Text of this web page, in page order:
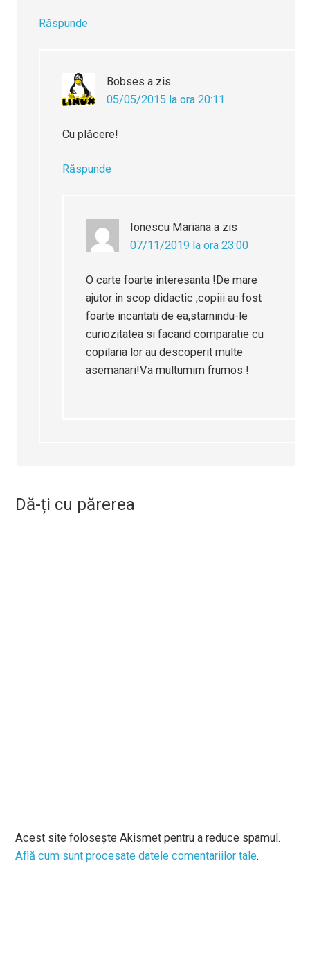
Răspunde
Bobses a zis
05/05/2015 la ora 20:11
Cu plăcere!
Răspunde
Ionescu Mariana a zis
07/11/2019 la ora 23:00
O carte foarte interesanta !De mare
ajutor in scop didactic ,copiii au fost
foarte incantati de ea,starnindu-le
curiozitatea si facand comparatie cu
copilaria lor au descoperit multe
asemanari!Va multumim frumos !
Dă-ți cu părerea
Acest site folosește Akismet pentru a reduce spamul.
Află cum sunt procesate datele comentariilor tale.